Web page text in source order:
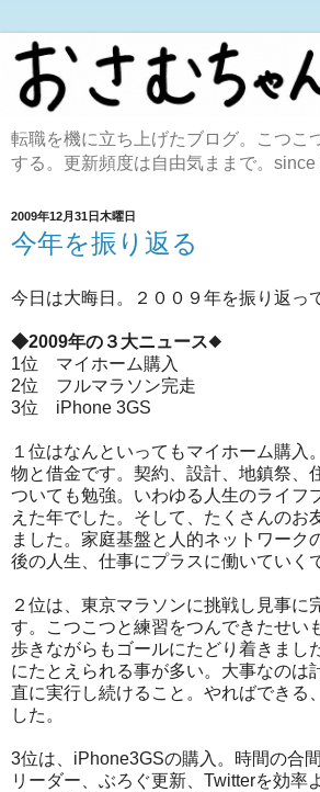
転職を機に立ち上げたブログ。こつこ
する。更新頻度は自由気ままで。since
2009年12月31日木曜日
今年を振り返る
今日は大晦日。２００９年を振り返っ
◆2009年の３大ニュース◆
1位 マイホーム購入
2位 フルマラソン完走
3位 iPhone 3GS
１位はなんといってもマイホーム購入
物と借金です。契約、設計、地鎮祭、
ついても勉強。いわゆる人生のライフ
えた年でした。そして、たくさんのお
ました。家庭基盤と人的ネットワーク
後の人生、仕事にプラスに働いていく
２位は、東京マラソンに挑戦し見事に
す。こつこつと練習をつんできたせい
歩きながらもゴールにたどり着きまし
にたとえられる事が多い。大事なのは
直に実行し続けること。やればできる
した。
3位は、iPhone3GSの購入。時間の合
リーダー、ぶろぐ更新、Twitterを効率